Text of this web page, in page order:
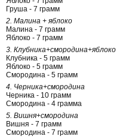
Груша - 7 грамм
2. Малина + яблоко
Малина - 7 грамм
Яблоко - 7 грамм
3. Клубника+смородина+яблоко
Клубника - 5 грамм
Яблоко - 5 грамм
Смородина - 5 грамм
4. Черника+смородина
Черника - 10 грамм
Смородина - 4 грамма
5. Вишня+смородина
Вишня - 7 грамм
Смородина - 7 грамм